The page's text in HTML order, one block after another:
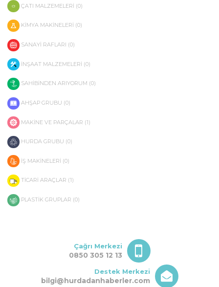
ÇATI MALZEMELERİ (0)
KİMYA MAKİNELERİ (0)
SANAYİ RAFLARI (0)
İNŞAAT MALZEMELERİ (0)
SAHİBİNDEN ARIYORUM (0)
AHŞAP GRUBU (0)
MAKİNE VE PARÇALAR (1)
HURDA GRUBU (0)
İŞ MAKİNELERİ (0)
TİCARİ ARAÇLAR (1)
PLASTİK GRUPLAR (0)
Çağrı Merkezi
0850 305 12 13
Destek Merkezi
bilgi@hurdadanhaberler.com